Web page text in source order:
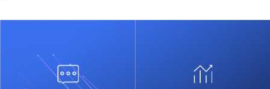
业、单位和机构负责人共襄盛会。
Cytiva思拓凡
柯尔柏医药科技（上
给药装置